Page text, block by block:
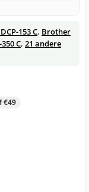
153 C, Brother
C, 21 andere
€49
(zwart + 3 kleuren)